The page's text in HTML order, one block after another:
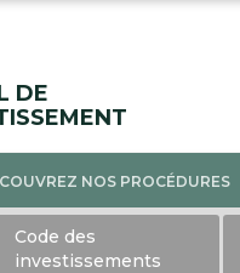
DE
NOS PROCÉDURES
Code des
investissements